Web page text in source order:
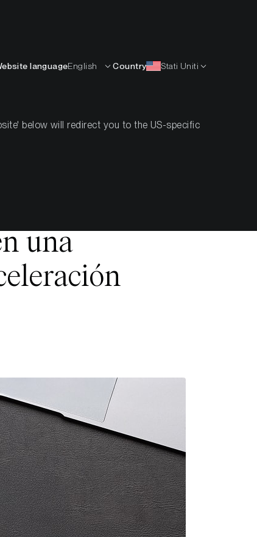
una
languageEnglish Country Stati Uniti
below will redirect you to the US-specific